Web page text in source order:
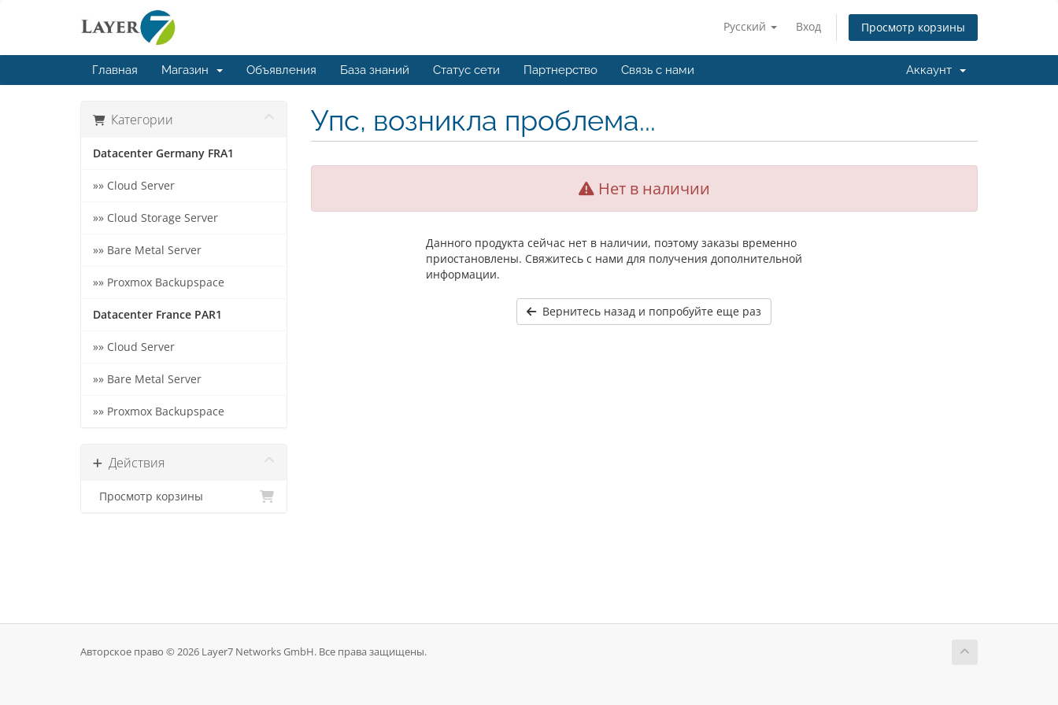
Русский Вход Просмотр корзины
Главная Магазин Объявления База знаний Статус сети Партнерство Связь с нами Аккаунт
Категории
Datacenter Germany FRA1
»» Cloud Server
»» Cloud Storage Server
»» Bare Metal Server
»» Proxmox Backupspace
Datacenter France PAR1
»» Cloud Server
»» Bare Metal Server
»» Proxmox Backupspace
Действия
Просмотр корзины
Упс, возникла проблема...
Нет в наличии
Данного продукта сейчас нет в наличии, поэтому заказы временно
приостановлены. Свяжитесь с нами для получения дополнительной
информации.
Вернитесь назад и попробуйте еще раз
Авторское право © 2026 Layer7 Networks GmbH. Все права защищены.